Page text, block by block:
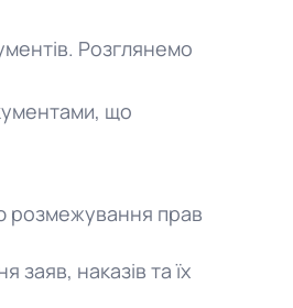
Розглянемо
що
розмежування прав
наказів та їх